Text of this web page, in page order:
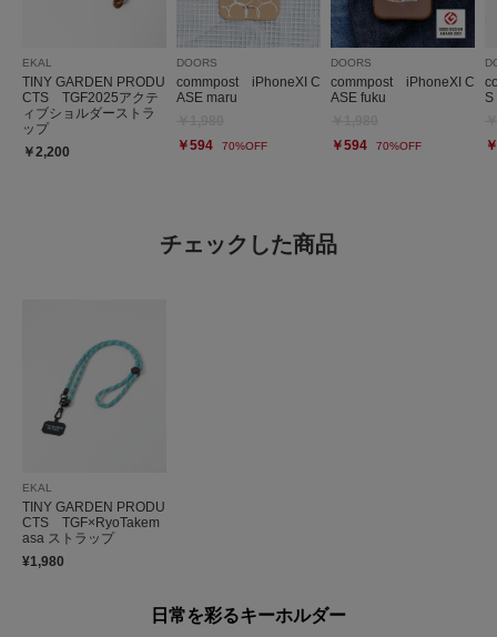
EKAL
TINY GARDEN PRODU
CTS TGF2025アクテ
ィブショルダーストラ
ップ
￥2,200
DOORS
commpost iPhoneXI C
ASE maru
￥594
70%OFF
DOORS
commpost iPhoneXI C
ASE fuku
￥594
70%OFF
S
チェックした商品
EKAL
TINY GARDEN PRODU
CTS TGF×RyoTakem
asa ストラップ
¥1,980
日常を彩るキーホルダー